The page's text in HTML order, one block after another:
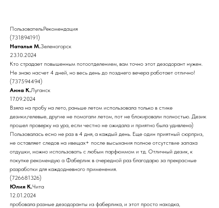
ПользовательРекомендация
(731894191)
Наталья М.Зеленогорск
23.10.2024
Кто страдает повышенным потоотделением, вам точно этот дезодорант нужен.
Не знаю насчет 4 дней, но весь день до позднего вечера работает отлично!
(737594494)
Анна К.Луганск
17.09.2024
Взяла на пробу на лето, раньше летом использовала только в стике
дезики,гелевые, другие не помогали летом, пот не блокировали полностью. Дезик
прошел проверку на ура, если честно не ожидала и приятно была удивлена)
Пользовалась есно не раз в 4 дня, а каждый день. Еще один приятный сюрприз,
не оставляет следов на ивещах+ после высыхания полное отсутствие запаха
отдушки, можно использовать с любым парфюммом и тд. Отличный дезик, к
покупке рекомендую а Фаберлик в очередной раз благодарю за прекрасные
разработки для каждодневного применения.
(726681326)
Юлия К.Чита
12.01.2024
пробовала разные дезодоранты из фаберлика, и этот просто находка,